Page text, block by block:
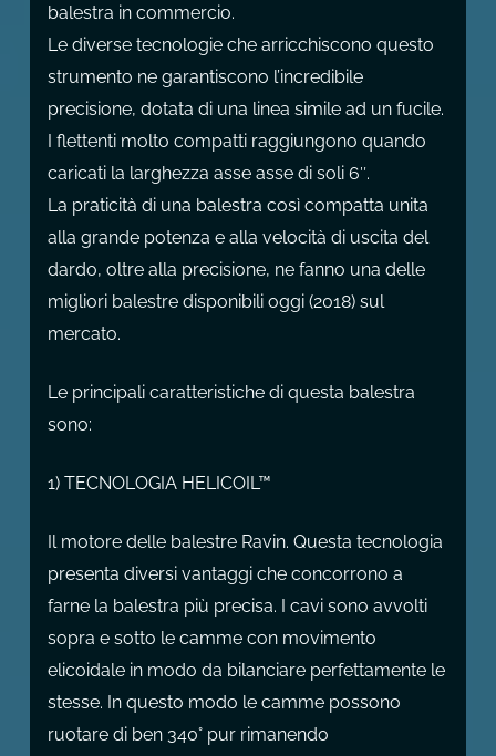
balestra in commercio.
Le diverse tecnologie che arricchiscono questo
strumento ne garantiscono l’incredibile
precisione, dotata di una linea simile ad un fucile.
I flettenti molto compatti raggiungono quando
caricati la larghezza asse asse di soli 6″.
La praticità di una balestra così compatta unita
alla grande potenza e alla velocità di uscita del
dardo, oltre alla precisione, ne fanno una delle
migliori balestre disponibili oggi (2018) sul
mercato.
Le principali caratteristiche di questa balestra
sono:
1) TECNOLOGIA HELICOIL™
Il motore delle balestre Ravin. Questa tecnologia
presenta diversi vantaggi che concorrono a
farne la balestra più precisa. I cavi sono avvolti
sopra e sotto le camme con movimento
elicoidale in modo da bilanciare perfettamente le
stesse. In questo modo le camme possono
ruotare di ben 340° pur rimanendo